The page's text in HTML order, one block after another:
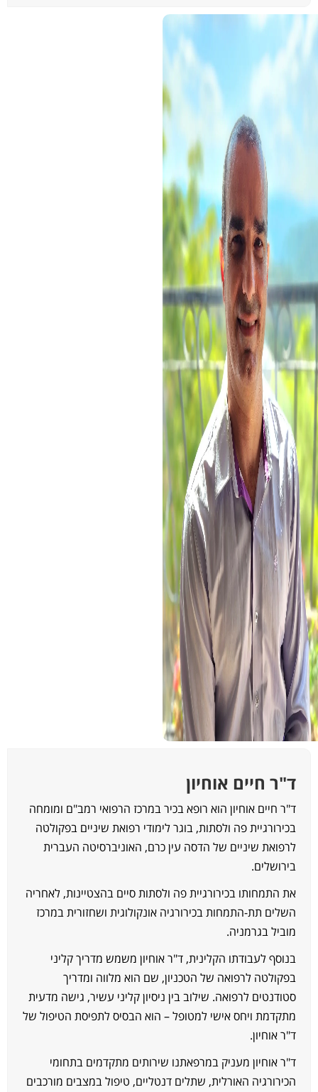
ד"ר חיים אוחיון
ד"ר חיים אוחיון הוא רופא בכיר במרכז הרפואי רמב"ם ומומחה
בכירורגיית פה ולסתות, בוגר לימודי רפואת שיניים בפקולטה
לרפואת שיניים של הדסה עין כרם, האוניברסיטה העברית
בירושלים.
את התמחותו בכירורגיית פה ולסתות סיים בהצטיינות, לאחריה
השלים תת-התמחות בכירורגיה אונקולוגית ושחזורית במרכז
מוביל בגרמניה.
בנוסף לעבודתו הקלינית, ד"ר אוחיון משמש מדריך קליני
בפקולטה לרפואה של הטכניון, שם הוא מלווה ומדריך
סטודנטים לרפואה. שילוב בין ניסיון קליני עשיר, גישה מדעית
מתקדמת ויחס אישי למטופל – הוא הבסיס לתפיסת הטיפול של
ד"ר אוחיון.
ד"ר אוחיון מעניק במרפאתנו שירותים מתקדמים בתחומי
הכירורגיה האורלית, שתלים דנטליים, טיפול במצבים מורכבים